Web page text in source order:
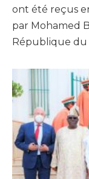
ont été reçus
par Mohamed
République du